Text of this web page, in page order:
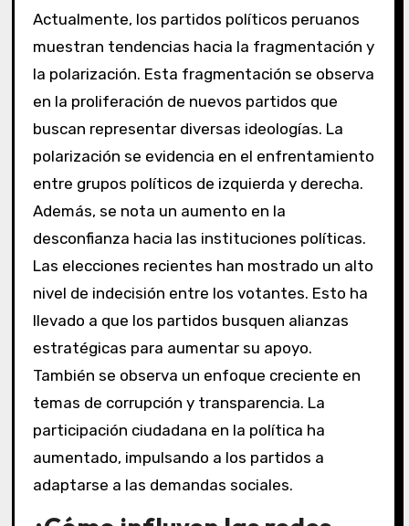
Actualmente, los partidos políticos peruanos
muestran tendencias hacia la fragmentación y
la polarización. Esta fragmentación se observa
en la proliferación de nuevos partidos que
buscan representar diversas ideologías. La
polarización se evidencia en el enfrentamiento
entre grupos políticos de izquierda y derecha.
Además, se nota un aumento en la
desconfianza hacia las instituciones políticas.
Las elecciones recientes han mostrado un alto
nivel de indecisión entre los votantes. Esto ha
llevado a que los partidos busquen alianzas
estratégicas para aumentar su apoyo.
También se observa un enfoque creciente en
temas de corrupción y transparencia. La
participación ciudadana en la política ha
aumentado, impulsando a los partidos a
adaptarse a las demandas sociales.